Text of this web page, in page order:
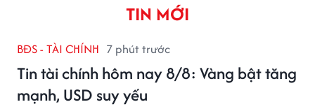
TIN MỚI
BĐS - TÀI CHÍNH 7 phút trước
Tin tài chính hôm nay 8/8: Vàng bật tăng
mạnh, USD suy yếu